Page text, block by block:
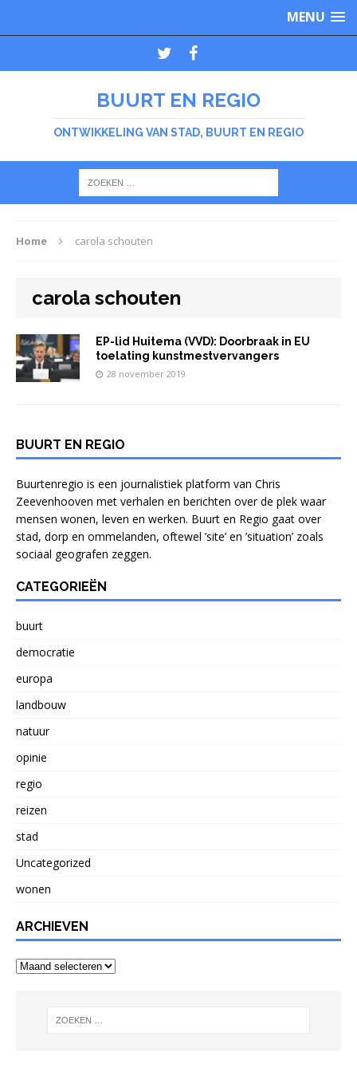
MENU
BUURT EN REGIO
ONTWIKKELING VAN STAD, BUURT EN REGIO
Home carola schouten
carola schouten
EP-lid Huitema (VVD): Doorbraak in EU
toelating kunstmestvervangers
28 november 2019
BUURT EN REGIO
Buurtenregio is een journalistiek platform van Chris
Zeevenhooven met verhalen en berichten over de plek waar
mensen wonen, leven en werken. Buurt en Regio gaat over
stad, dorp en ommelanden, oftewel ’site’ en ’situation’ zoals
sociaal geografen zeggen.
CATEGORIEËN
buurt
democratie
europa
landbouw
natuur
opinie
regio
reizen
stad
Uncategorized
wonen
ARCHIEVEN
Archieven